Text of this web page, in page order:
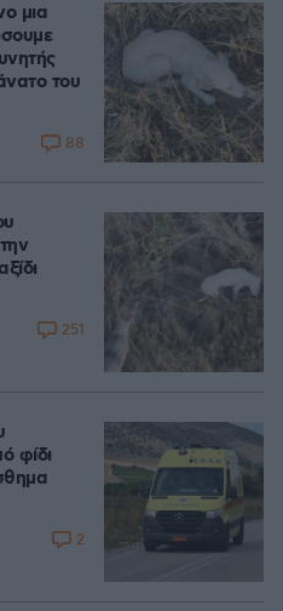
μια
του
88
251
φίδι
2